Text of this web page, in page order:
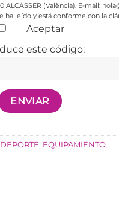
ALCÁSSER (València). E-mail:
ha leído y está conforme con la
Aceptar
este código:
DEPORTE, EQUIPAMIENTO